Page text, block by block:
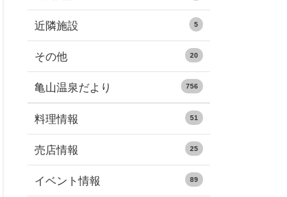
近隣施設 5
その他 20
亀山温泉だより 756
料理情報 51
売店情報 25
イベント情報 89